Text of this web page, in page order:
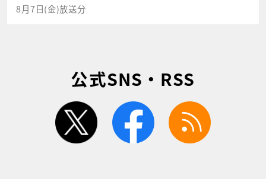
8月7日(金)放送分
公式SNS・RSS
twitter facebook